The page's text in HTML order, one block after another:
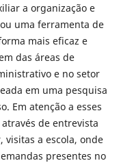
a organização e
uma ferramenta de
mais eficaz e
das áreas de
e no setor
em uma pesquisa
Em atenção a esses
de entrevista
visitas a escola, onde
presentes no